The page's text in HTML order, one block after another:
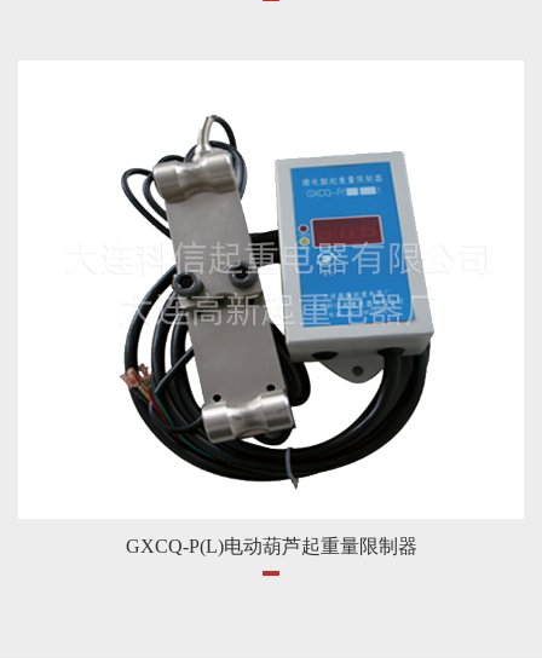
GXCQ-P(L)电动葫芦起重量限制器